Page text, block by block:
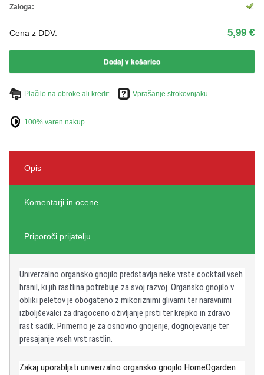
ŽIVKO POMETA - OUTLET
Zaloga:
Cena z DDV: 5,99 €
Dodaj v košarico
Plačilo na obroke ali kredit Vprašanje strokovnjaku
100% varen nakup
Opis
Komentarji in ocene
Priporoči prijatelju
Univerzalno organsko gnojilo predstavlja neke vrste cocktail vseh
hranil, ki jih rastlina potrebuje za svoj razvoj. Organsko gnojilo v
obliki peletov je obogateno z mikoriznimi glivami ter naravnimi
izboljševalci za dragoceno oživljanje prsti ter krepko in zdravo
rast sadik. Primerno je za osnovno gnojenje, dognojevanje ter
presajanje vseh vrst rastlin.
Zakaj uporabljati univerzalno organsko gnojilo HomeOgarden